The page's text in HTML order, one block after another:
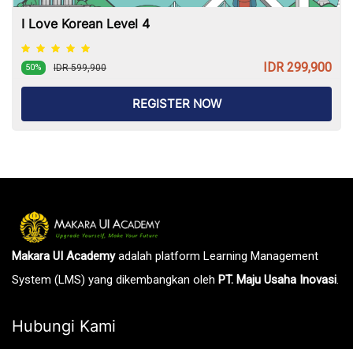
I Love Korean Level 4
50% IDR 599,900 IDR 299,900
REGISTER NOW
Makara UI Academyadalah platform Learning Management
System (LMS) yang dikembangkan oleh PT. Maju Usaha Inovasi.
Hubungi Kami